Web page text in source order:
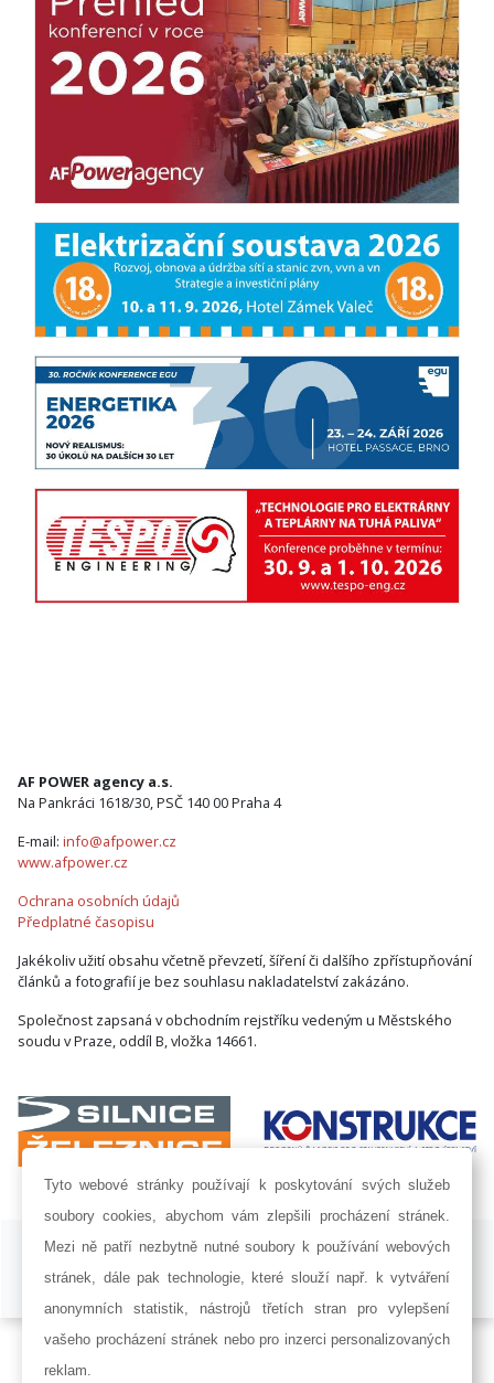
AF POWER agency a.s.
Na Pankráci 1618/30, PSČ 140 00 Praha 4
E-mail: info@afpower.cz
www.afpower.cz
Ochrana osobních údajů
Předplatné časopisu
Jakékoliv užití obsahu včetně převzetí, šíření či dalšího zpřístupňování
článků a fotografií je bez souhlasu nakladatelství zakázáno.
Společnost zapsaná v obchodním rejstříku vedeným u Městského
soudu v Praze, oddíl B, vložka 14661.
ISSN 1802-8535 © 2009 - 2026 AF POWER agency a.s. |
Nastavení
Developed by:
Railsformers s.r.o.
Tyto webové stránky používají k poskytování svých služeb
soubory cookies, abychom vám zlepšili procházení stránek.
Mezi ně patří nezbytně nutné soubory k používání webových
stránek, dále pak technologie, které slouží např. k vytváření
anonymních statistik, nástrojů třetích stran pro vylepšení
vašeho procházení stránek nebo pro inzerci personalizovaných
reklam.